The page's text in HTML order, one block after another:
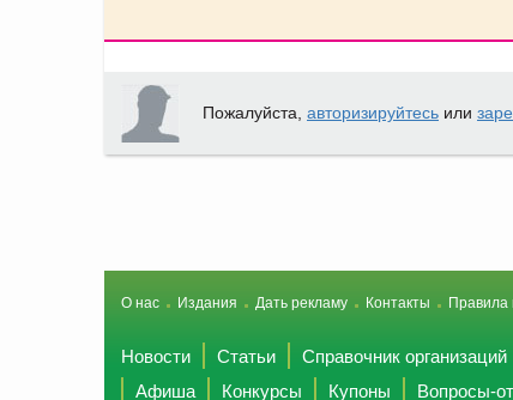
Пожалуйста, авторизируйтесь или
О нас Издания Дать рекламу Контакты Правила
Новости Статьи Справочник организаций
Афиша
Конкурсы Купоны Вопросы-